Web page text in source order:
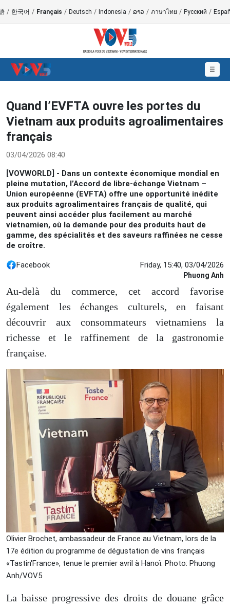
/ 한국어 / Français / Deutsch / Indonesia / ລາວ / ภาษาไทย / Русский /
☰
Quand l’EVFTA ouvre les portes du
Vietnam aux produits agroalimentaires
français
03/04/2026 08:40
[VOVWORLD] - Dans un contexte économique mondial en
pleine mutation, l’Accord de libre-échange Vietnam –
Union européenne (EVFTA) offre une opportunité inédite
aux produits agroalimentaires français de qualité, qui
peuvent ainsi accéder plus facilement au marché
vietnamien, où la demande pour des produits haut de
gamme, des spécialités et des saveurs raffinées ne cesse
de croître.
Facebook Friday, 15:40, 03/04/2026
Phuong Anh
Au-delà du commerce, cet accord favorise
également les échanges culturels, en faisant
découvrir aux consommateurs vietnamiens la
richesse et le raffinement de la gastronomie
française.
Olivier Brochet, ambassadeur de France au Vietnam, lors de la
17e édition du programme de dégustation de vins français
«Tastin'France», tenue le premier avril à Hanoï. Photo: Phuong
Anh/VOV5
La baisse progressive des droits de douane grâce